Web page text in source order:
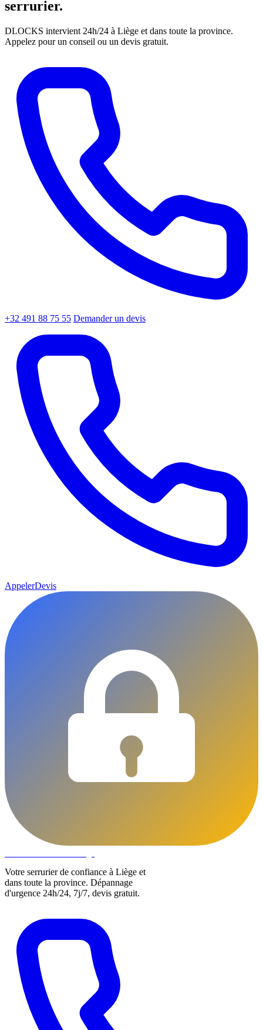
serrurier.
DLOCKS intervient 24h/24 à Liège et dans toute la province.
Appelez pour un conseil ou un devis gratuit.
+32 491 88 75 55 Demander un devis
AppelerDevis
Votre serrurier de confiance à Liège et
dans toute la province. Dépannage
d'urgence 24h/24, 7j/7, devis gratuit.